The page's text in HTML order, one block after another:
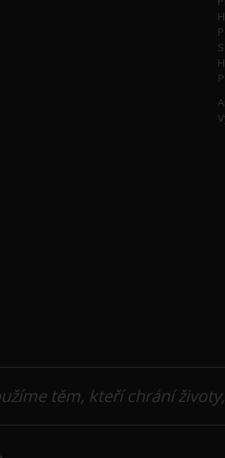
těm, kteří chrání